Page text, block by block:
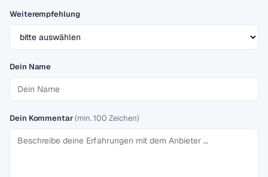
Weiterempfehlung
Dein Name
Dein Kommentar(min. 100 Zeichen)